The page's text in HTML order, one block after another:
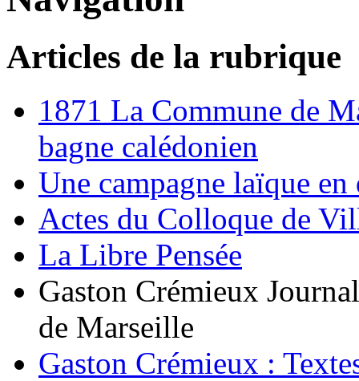
Articles de la rubrique
1871 La Commune de
bagne calédonien
Une campagne laïque
Actes du Colloque de
La Libre Pensée
Gaston Crémieux
de Marseille
Gaston Crémieux :